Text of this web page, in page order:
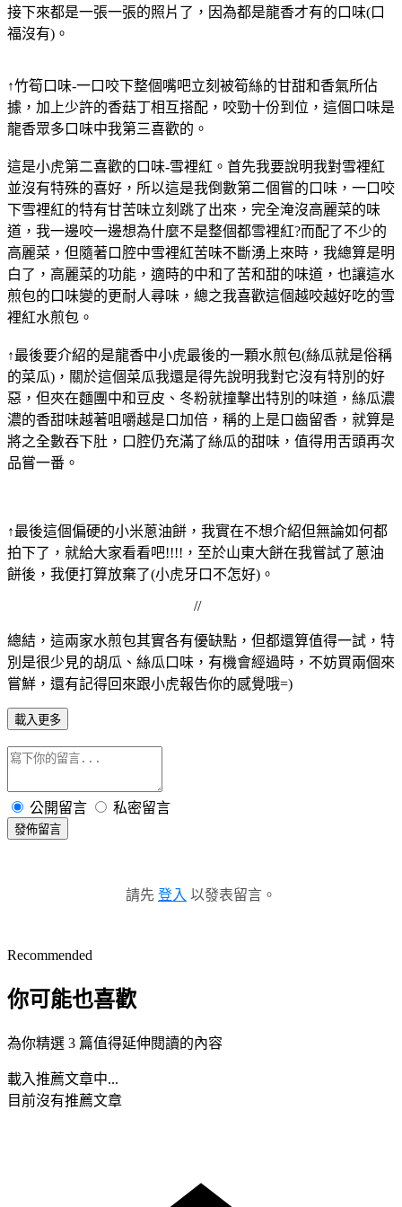
接下來都是一張一張的照片了，因為都是龍香才有的口味(口
福沒有)。
↑竹筍口味-一口咬下整個嘴吧立刻被筍絲的甘甜和香氣所佔
據，加上少許的香菇丁相互搭配，咬勁十份到位，這個口味是
龍香眾多口味中我第三喜歡的。
這是小虎第二喜歡的口味-雪裡紅。首先我要說明我對雪裡紅
並沒有特殊的喜好，所以這是我倒數第二個嘗的口味，一口咬
下雪裡紅的特有甘苦味立刻跳了出來，完全淹沒高麗菜的味
道，我一邊咬一邊想為什麼不是整個都雪裡紅?而配了不少的
高麗菜，但隨著口腔中雪裡紅苦味不斷湧上來時，我總算是明
白了，高麗菜的功能，適時的中和了苦和甜的味道，也讓這水
煎包的口味變的更耐人尋味，總之我喜歡這個越咬越好吃的雪
裡紅水煎包。
↑最後要介紹的是龍香中小虎最後的一顆水煎包(絲瓜就是俗稱
的菜瓜)，關於這個菜瓜我還是得先說明我對它沒有特別的好
惡，但夾在麵團中和豆皮、冬粉就撞擊出特別的味道，絲瓜濃
濃的香甜味越著咀嚼越是口加倍，稱的上是口齒留香，就算是
將之全數吞下肚，口腔仍充滿了絲瓜的甜味，值得用舌頭再次
品嘗一番。
↑最後這個偏硬的小米蔥油餅，我實在不想介紹但無論如何都
拍下了，就給大家看看吧!!!!，至於山東大餅在我嘗試了蔥油
餅後，我便打算放棄了(小虎牙口不怎好)。
//
總結，這兩家水煎包其實各有優缺點，但都還算值得一試，特
別是很少見的胡瓜、絲瓜口味，有機會經過時，不妨買兩個來
嘗鮮，還有記得回來跟小虎報告你的感覺哦=)
載入更多
公開留言 私密留言
發佈留言
請先 登入 以發表留言。
Recommended
你可能也喜歡
為你精選 3 篇值得延伸閱讀的內容
載入推薦文章中...
目前沒有推薦文章